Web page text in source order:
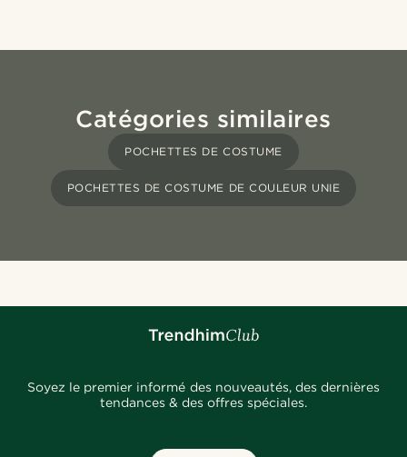
Catégories similaires
POCHETTES DE COSTUME
POCHETTES DE COSTUME DE COULEUR UNIE
Soyez le premier informé des nouveautés, des dernières
tendances & des offres spéciales.